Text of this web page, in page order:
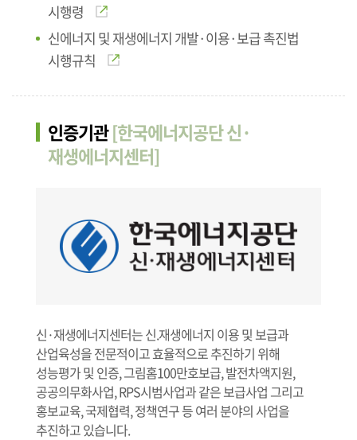
시행령
신에너지 및 재생에너지 개발·이용·보급 촉진법
시행규칙
인증기관[한국에너지공단 신·
재생에너지센터]
신·재생에너지센터는 신.재생에너지 이용 및 보급과
산업육성을 전문적이고 효율적으로 추진하기 위해
성능평가 및 인증, 그림홈100만호보급, 발전차액지원,
공공의무화사업, RPS시범사업과 같은 보급사업 그리고
홍보교육, 국제협력, 정책연구 등 여러 분야의 사업을
추진하고 있습니다.